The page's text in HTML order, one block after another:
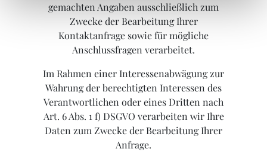
gemachten Angaben ausschließlich zum
Zwecke der Bearbeitung Ihrer
Kontaktanfrage sowie für mögliche
Anschlussfragen verarbeitet.
Im Rahmen einer Interessenabwägung zur
Wahrung der berechtigten Interessen des
Verantwortlichen oder eines Dritten nach
Art. 6 Abs. 1 f) DSGVO verarbeiten wir Ihre
Daten zum Zwecke der Bearbeitung Ihrer
Anfrage.